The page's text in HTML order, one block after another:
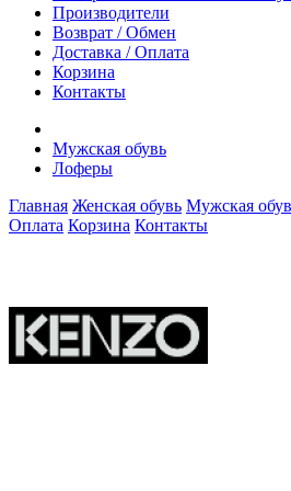
Производители
Возврат / Обмен
Доставка / Оплата
Корзина
Контакты
Мужская обувь
Лоферы
Главная Женская обувь Мужская
Оплата Корзина Контакты